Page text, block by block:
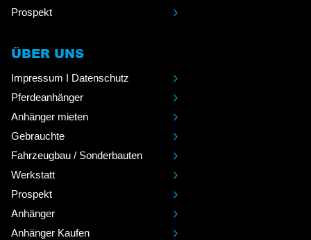
Prospekt
ÜBER UNS
Impressum I Datenschutz
Pferdeanhänger
Anhänger mieten
Gebrauchte
Fahrzeugbau / Sonderbauten
Werkstatt
Prospekt
Anhänger
Anhänger Kaufen